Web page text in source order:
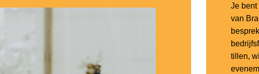
Je
van
tillen,